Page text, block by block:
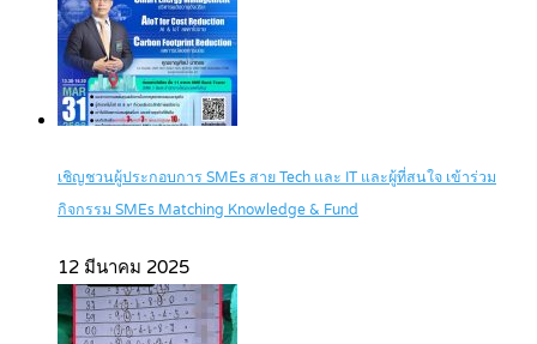
เชิญชวนผู้ประกอบการ SMEs สาย Tech และ IT และผู้ที่สนใจ เข้าร่วม
กิจกรรม SMEs Matching Knowledge & Fund
12 มีนาคม 2025